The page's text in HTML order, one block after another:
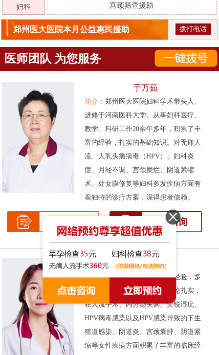
妇科 宫颈筛查援助
郑州医大医院本月公益惠民援助 拨打电话
医师团队 为您服务
于万茹
简介： 郑州医大医院妇科学术带头人、
进修于河南医科大学。从事妇科医疗、
教学、科研工作20余年多年，积累了丰
富的经验，扎实的基础知识。对无痛人
流、人乳头瘤病毒（HPV）、妇科炎
症、月经不调、宫颈糜烂、阴道紧缩
术、处女膜修复等妇科多发疾病方面有
着独特的诊疗方案，深得患者信赖。
张伟侠
简介：拥有十余年的妇科临床经验，多
次被评为先进工作者。基础理论扎实，
在人流手术、内分泌失调、尖锐湿疣、
HPV病毒感染以及HPV感染导致的下生
殖道感染、阴道炎、宫颈囊肿、阴道紧
缩等女性疾病方面积累了丰富的临床经